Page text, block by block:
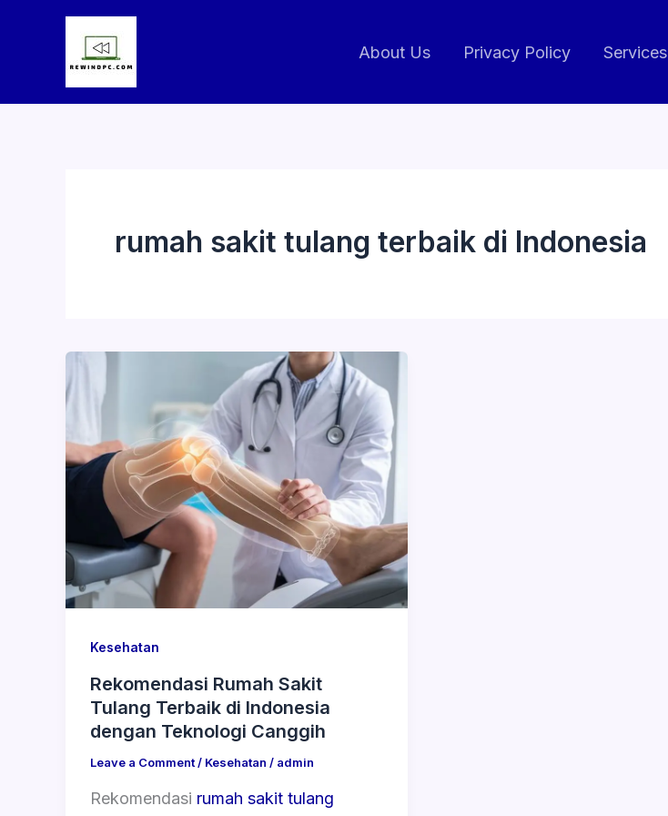
About Us Privacy Policy Services
rumah sakit tulang terbaik di Indonesia
Kesehatan
Rekomendasi Rumah Sakit
Tulang Terbaik di Indonesia
dengan Teknologi Canggih
Leave a Comment/ Kesehatan / admin
Rekomendasi rumah sakit tulang